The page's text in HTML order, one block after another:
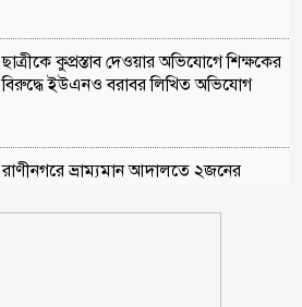
ছাত্রীকে কুপ্রস্তাব দেওয়ার অভিযোগে শিক্ষকের
বিরুদ্ধে ইউএনও বরাবর লিখিত অভিযোগ
রাণীনগরে ভ্রাম্যমান আদালতে ২জনের